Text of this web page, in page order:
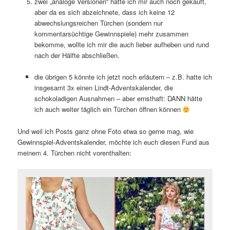
aber da es sich abzeichnete, dass ich keine 12
abwechslungsreichen Türchen (sondern nur
kommentarsüchtige Gewinnspiele) mehr zusammen
bekomme, wollte ich mir die auch lieber aufheben und rund
nach der Hälfte abschließen.
die übrigen 5 könnte ich jetzt noch erläutern – z.B. hatte ich
insgesamt 3x einen Lindt-Adventskalender, die
schokoladigen Ausnahmen – aber ernsthaft: DANN hätte
ich auch weiter täglich ein Türchen öffnen können
Und weil ich Posts ganz ohne Foto etwa so gerne mag, wie
Gewinnspiel-Adventskalender, möchte ich euch diesen Fund aus
meinem 4. Türchen nicht vorenthalten: